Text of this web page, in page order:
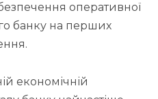
оперативної
банку на перших
економічній